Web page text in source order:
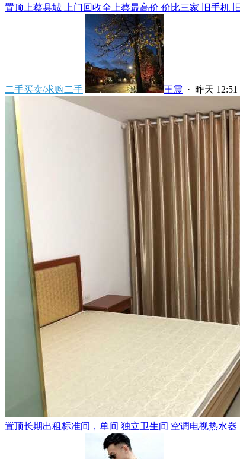
置顶 上蔡县城 上门回收全上蔡最高价 价比三家 旧手机
二手买卖/求购二手 王震 · 昨天 12:51
置顶长期出租标准间，单间 独立卫生间 空调电视热水